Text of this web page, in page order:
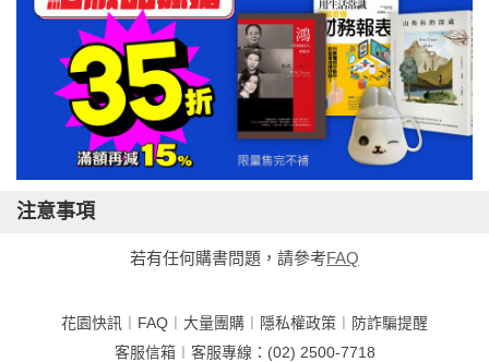
注意事項
若有任何購書問題，請參考FAQ
花園快訊 FAQ 大量團購 隱私權政策
防詐騙提醒
客服信箱︱客服專線：(02) 2500-7718